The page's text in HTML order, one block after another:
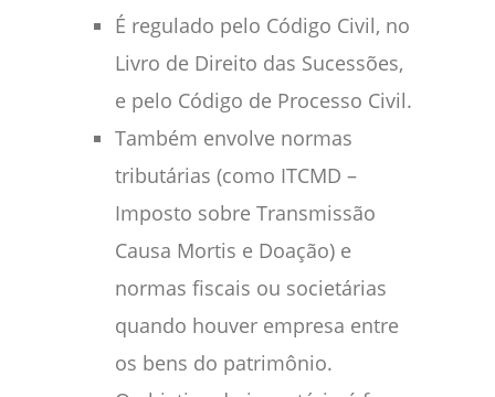
É regulado pelo Código Civil, no
Livro de Direito das Sucessões,
e pelo Código de Processo Civil.
Também envolve normas
tributárias (como ITCMD –
Imposto sobre Transmissão
Causa Mortis e Doação) e
normas fiscais ou societárias
quando houver empresa entre
os bens do patrimônio.